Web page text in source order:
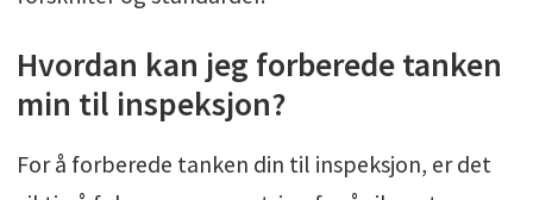
Hvordan kan jeg forberede tanken
min til inspeksjon?
For å forberede tanken din til inspeksjon, er det